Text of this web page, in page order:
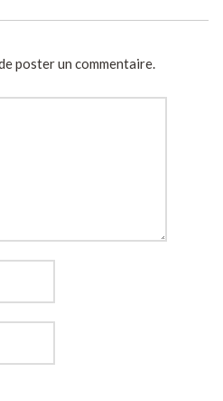
poster un commentaire.